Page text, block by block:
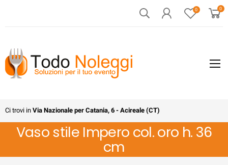
0 0
Ci trovi in Via Nazionale per Catania, 6 - Acireale (CT)
Vaso stile Impero col. oro h. 36
cm